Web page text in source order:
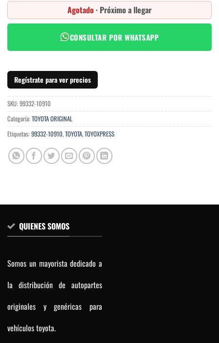
Agotado · Próximo a llegar
CONSULTAR POR WHATSAPP
Regístrate para ver precios
SKU: 99332-10910
Categoría: TOYOTA ORIGINAL
Etiquetas: 99332-10910,TOYOTA,TOYOXPRESS
QUIENES SOMOS
Somos un mayorista dedicado a
la distribución de autopartes
originales y genéricas para
vehículos toyota.